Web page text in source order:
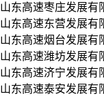
山东高速枣庄发展有
山东高速东营发展有
山东高速烟台发展有
山东高速潍坊发展有
山东高速济宁发展有
山东高速泰安发展有